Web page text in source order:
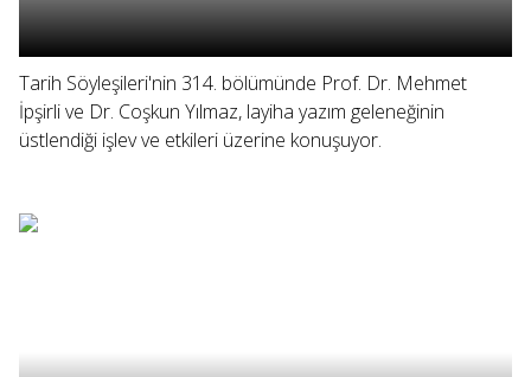
Tarih Söyleşileri'nin 314. bölümünde Prof. Dr. Mehmet
İpşirli ve Dr. Coşkun Yılmaz, layiha yazım geleneğinin
üstlendiği işlev ve etkileri üzerine konuşuyor.